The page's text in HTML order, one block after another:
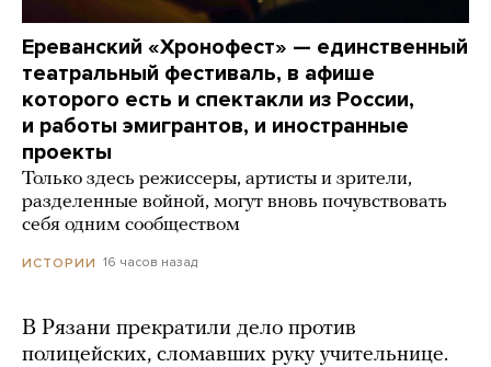
Ереванский «Хронофест» — единственный
театральный фестиваль, в афише
которого есть и спектакли из России,
и работы эмигрантов, и иностранные
проекты
Только здесь режиссеры, артисты и зрители,
разделенные войной, могут вновь почувствовать
себя одним сообществом
ИСТОРИИ 16 часов назад
В Рязани прекратили дело против
полицейских, сломавших руку учительнице.